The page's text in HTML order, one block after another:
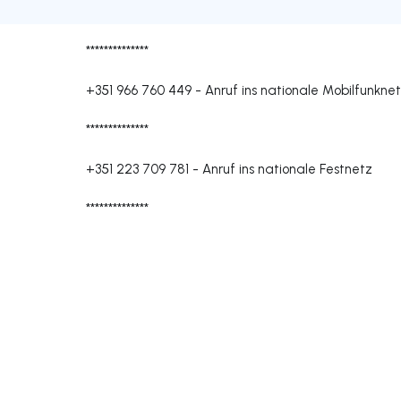
**************
+351 966 760 449 - Anruf ins nationale
**************
+351 223 709 781 - Anruf ins nationale Festnetz
**************